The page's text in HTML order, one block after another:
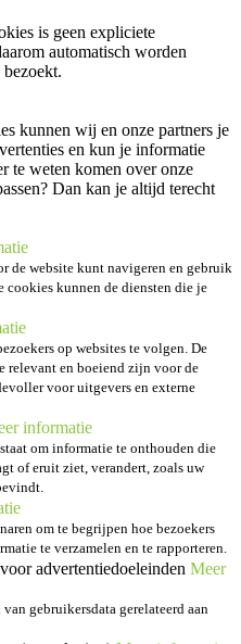
is geen expliciete
automatisch worden
kunnen wij en onze partners je
en kun je informatie
te weten komen over onze
Dan kan je altijd terecht
de website kunt navigeren en gebruik
cookies kunnen de diensten die je
op websites te volgen. De
relevant en boeiend zijn voor de
voor uitgevers en externe
informatie
om informatie te onthouden die
of eruit ziet, verandert, zoals uw
om te begrijpen hoe bezoekers
te verzamelen en te rapporteren.
advertentiedoeleinden Meer
gebruikersdata gerelateerd aan